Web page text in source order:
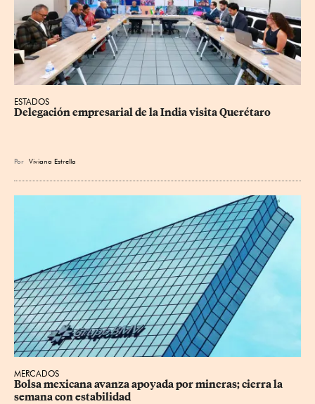
ESTADOS
Delegación empresarial de la India visita Querétaro
Por Viviana Estrella
MERCADOS
Bolsa mexicana avanza apoyada por mineras; cierra la
semana con estabilidad